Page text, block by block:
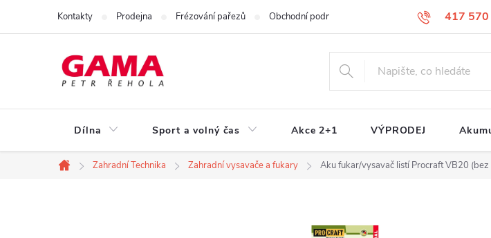
417
Kontakty Prodejna Frézování pařezů Obchodní podmínky Podmínky ochrany osobních
Dílna Sport a volný čas Akce 2+1 VÝPRODEJ
Domů
Zahradní Technika Zahradní vysavače a fukary Aku fukar/vysavač listí Procraft VB20